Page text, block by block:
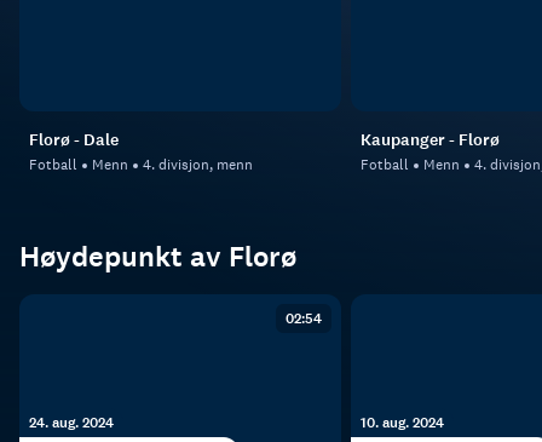
Florø - Dale
Fotball Menn 4. divisjon, menn
Kaupanger - Florø
Fotball Menn 4.
Høydepunkt av Florø
02:54
24. aug. 2024 10. aug. 2024